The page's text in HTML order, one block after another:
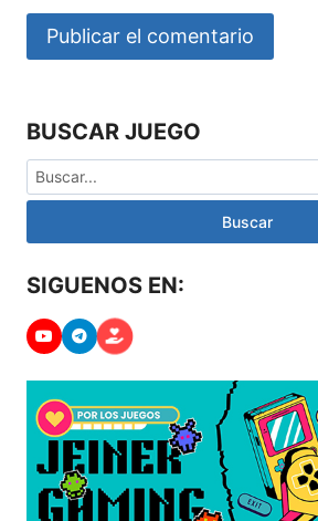
BUSCAR JUEGO
Buscar
SIGUENOS EN: